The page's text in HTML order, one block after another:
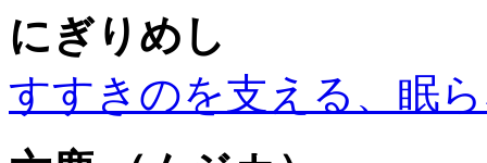
にぎりめし
すすきのを支える、眠